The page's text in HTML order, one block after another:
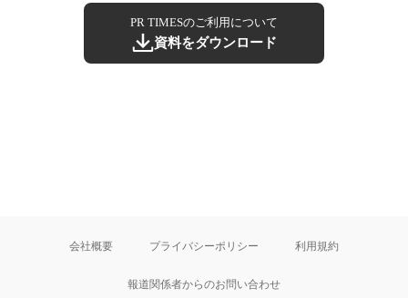
PR TIMESのご利用について
資料をダウンロード
会社概要 プライバシーポリシー 利用規約
報道関係者からのお問い合わせ